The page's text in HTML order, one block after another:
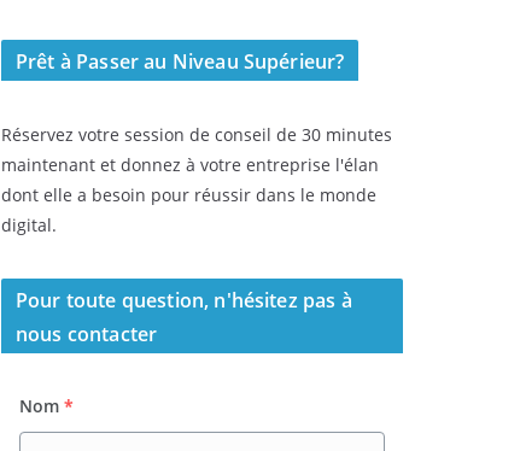
Prêt à Passer au Niveau Supérieur?
Réservez votre session de conseil de 30 minutes
maintenant et donnez à votre entreprise l'élan
dont elle a besoin pour réussir dans le monde
digital.
Pour toute question, n'hésitez pas à
nous contacter
Nom *